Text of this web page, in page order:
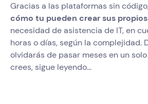
Gracias a las plataformas sin
cómo tu pueden crear sus
necesidad de asistencia de IT, en
horas o días, según la complejidad.
olvidarás de pasar meses en un
crees, sigue leyendo...